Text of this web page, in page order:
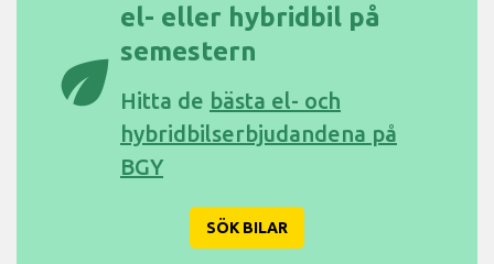
eco
el- eller hybridbil på
semestern
Hitta de bästa el- och
hybridbilserbjudandena på
BGY
SÖK BILAR